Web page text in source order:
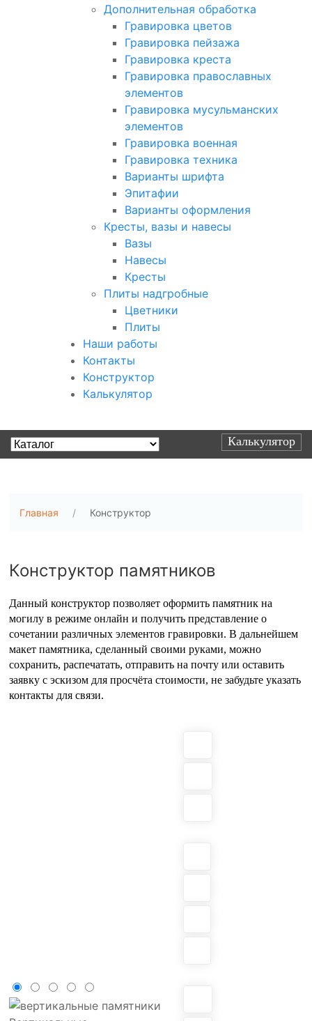
Дополнительная обработка
Гравировка цветов
Гравировка пейзажа
Гравировка креста
Гравировка православных
элементов
Гравировка мусульманских
элементов
Гравировка военная
Гравировка техника
Варианты шрифта
Эпитафии
Варианты оформления
Кресты, вазы и навесы
Вазы
Навесы
Кресты
Плиты надгробные
Цветники
Плиты
Наши работы
Контакты
Конструктор
Калькулятор
Калькулятор
Главная Конструктор
Конструктор памятников
Данный конструктор позволяет оформить памятник на
могилу в режиме онлайн и получить представление о
сочетании различных элементов гравировки. В дальнейшем
макет памятника, сделанный своими руками, можно
сохранить, распечатать, отправить на почту или оставить
заявку с эскизом для просчёта стоимости, не забудьте указать
контакты для связи.